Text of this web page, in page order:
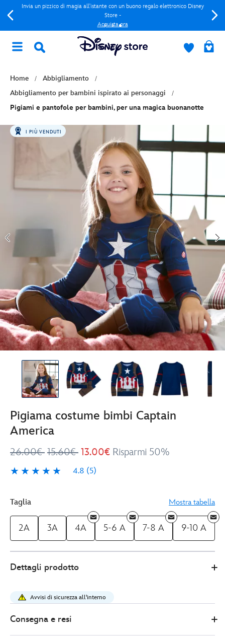
Invia un pizzico di magia all'istante con un buono regalo elettronico Disney
Store -
Acquista ora
Home
Abbigliamento
Abbigliamento per bambini ispirato ai personaggi
Pigiami e pantofole per bambini, per una magica buonanotte
I PIÙ VENDUTI
Pigiama costume bimbi Captain
America
26.00€ 15.60€ 13.00€ Risparmi 50%
4.8 (5)
4.8
Taglia
Mostra tabella
2A 3A 4A 5-6 A 7-8 A 9-10 A
13.00
costume-
bimbi-
captain-
Dettagli prodotto
Avvisi di sicurezza all'interno
Consegna e resi